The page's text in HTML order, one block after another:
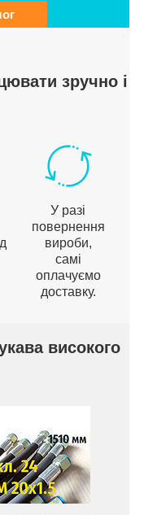
зручно і
У разі
повернення
вироби,
самі
оплачуємо
доставку.
високого